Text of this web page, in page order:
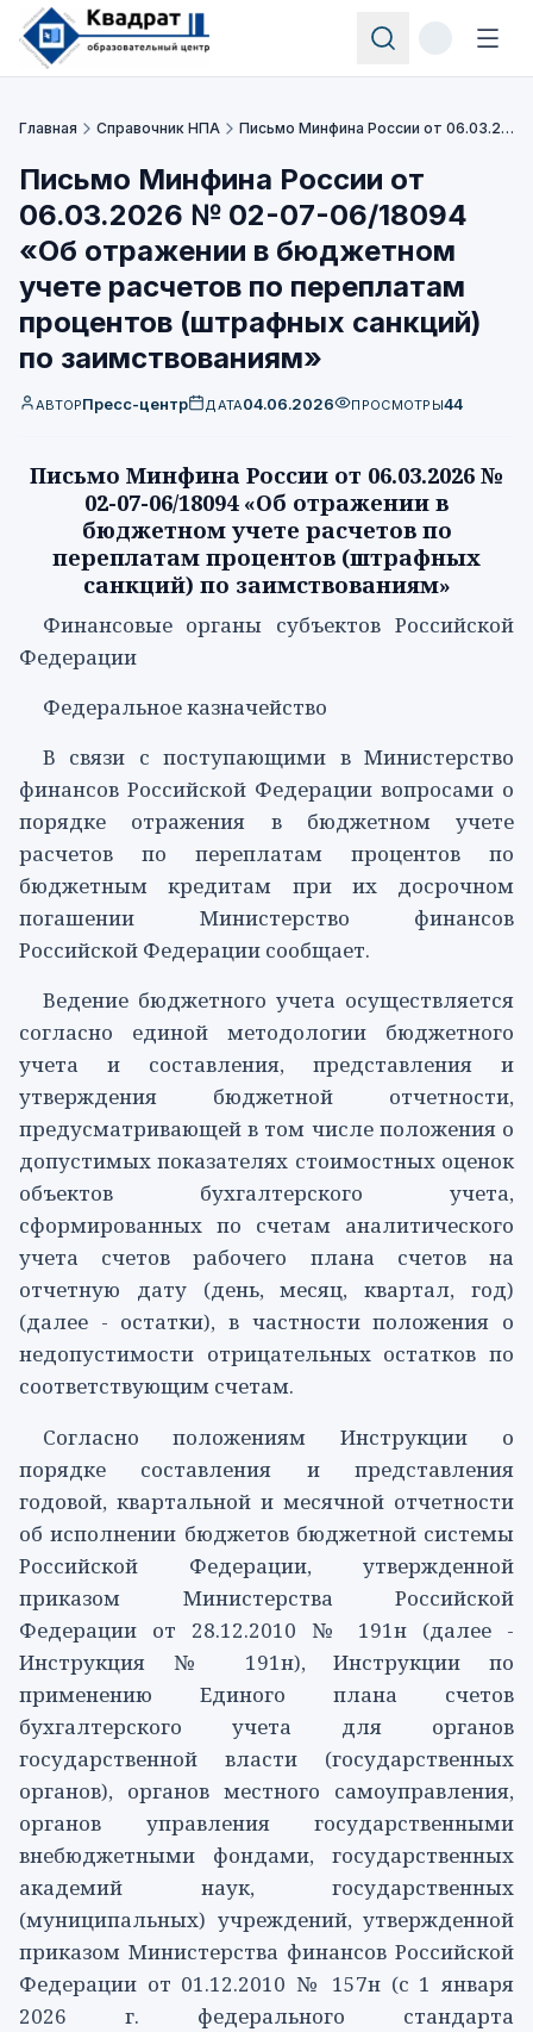
Главная Справочник НПА Письмо Минфина России от 06.03.2026 № 02-07-06/18094 «Об отражении в бюджетном учете расчетов по переплатам процентов (штрафных санкций) по заимствованиям»
Письмо Минфина России от
06.03.2026 № 02-07-06/18094
«Об отражении в бюджетном
учете расчетов по переплатам
процентов (штрафных санкций)
по заимствованиям»
АВТОРПресс-центр ДАТА04.06.2026 ПРОСМОТРЫ44
Письмо Минфина России от 06.03.2026 №
02-07-06/18094 «Об отражении в
бюджетном учете расчетов по
переплатам процентов (штрафных
санкций) по заимствованиям»
Финансовые органы субъектов Российской
Федерации
Федеральное казначейство
В связи с поступающими в Министерство
финансов Российской Федерации вопросами о
порядке отражения в бюджетном учете
расчетов по переплатам процентов по
бюджетным кредитам при их досрочном
погашении Министерство финансов
Российской Федерации сообщает.
Ведение бюджетного учета осуществляется
согласно единой методологии бюджетного
учета и составления, представления и
утверждения бюджетной отчетности,
предусматривающей в том числе положения о
допустимых показателях стоимостных оценок
объектов бухгалтерского учета,
сформированных по счетам аналитического
учета счетов рабочего плана счетов на
отчетную дату (день, месяц, квартал, год)
(далее - остатки), в частности положения о
недопустимости отрицательных остатков по
соответствующим счетам.
Согласно положениям Инструкции о
порядке составления и представления
годовой, квартальной и месячной отчетности
об исполнении бюджетов бюджетной системы
Российской Федерации, утвержденной
приказом Министерства Российской
Федерации от 28.12.2010 № 191н (далее -
Инструкция № 191н), Инструкции по
применению Единого плана счетов
бухгалтерского учета для органов
государственной власти (государственных
органов), органов местного самоуправления,
органов управления государственными
внебюджетными фондами, государственных
академий наук, государственных
(муниципальных) учреждений, утвержденной
приказом Министерства финансов Российской
Федерации от 01.12.2010 № 157н (с 1 января
2026 г. федерального стандарта